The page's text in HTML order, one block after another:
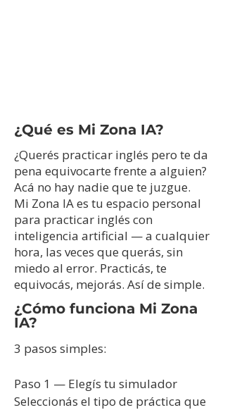
Listening Practice
¿Qué es Mi Zona IA?
¿Querés practicar inglés pero te da
pena equivocarte frente a alguien?
Acá no hay nadie que te juzgue.
Mi Zona IA es tu espacio personal
para practicar inglés con
inteligencia artificial — a cualquier
hora, las veces que querás, sin
miedo al error. Practicás, te
equivocás, mejorás. Así de simple.
¿Cómo funciona Mi Zona
IA?
3 pasos simples:
Paso 1 — Elegís tu simulador
Seleccionás el tipo de práctica que